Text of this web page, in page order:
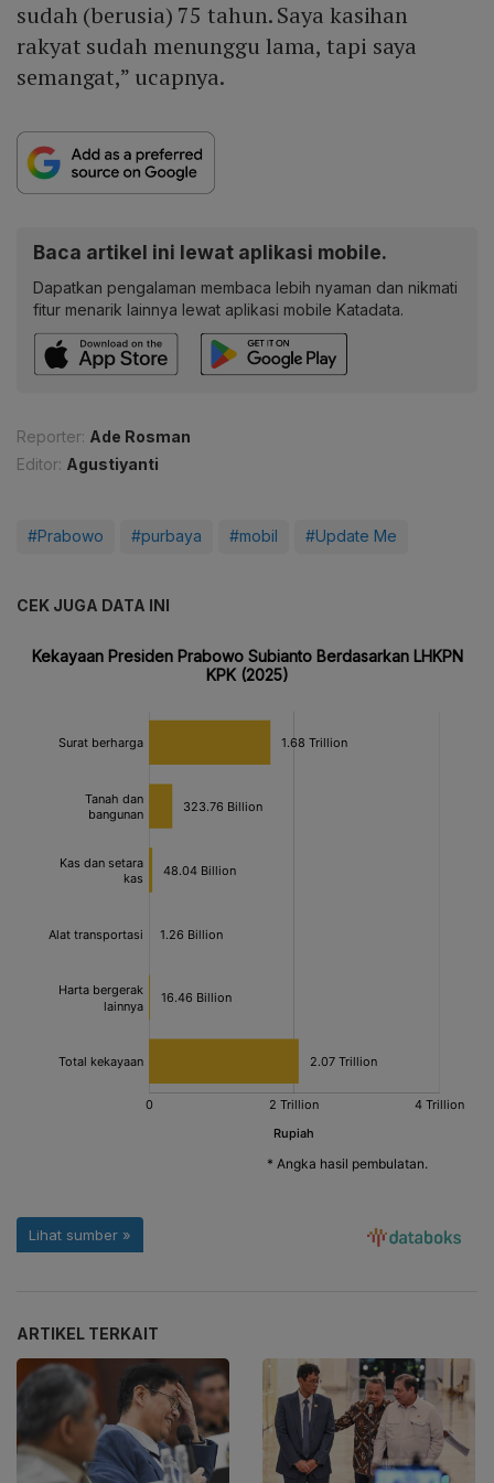
sudah (berusia) 75 tahun. Saya kasihan
rakyat sudah menunggu lama, tapi saya
semangat,” ucapnya.
Baca artikel ini lewat aplikasi mobile.
Dapatkan pengalaman membaca lebih nyaman dan nikmati
fitur menarik lainnya lewat aplikasi mobile Katadata.
Reporter: Ade Rosman
Editor: Agustiyanti
#Prabowo #purbaya #mobil #Update Me
CEK JUGA DATA INI
ARTIKEL TERKAIT